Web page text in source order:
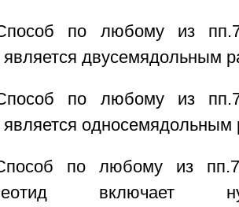
по любому из
является двусемядольным
по любому из
является односемядольным
по любому из
включает